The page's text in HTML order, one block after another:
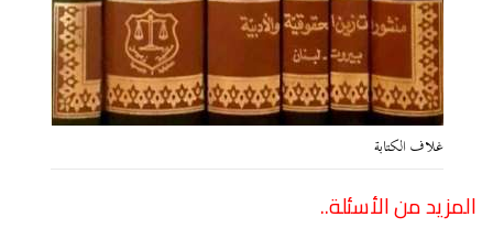
غلاف الكتابة
المزيد من الأسئلة..